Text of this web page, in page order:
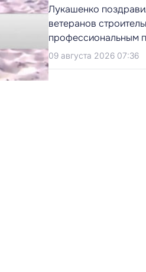
Лукашенко
ветеранов
профессиональным
09 августа 2026 07:36